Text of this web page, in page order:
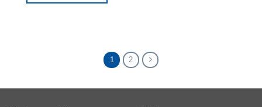
múltiples
Las
1 2